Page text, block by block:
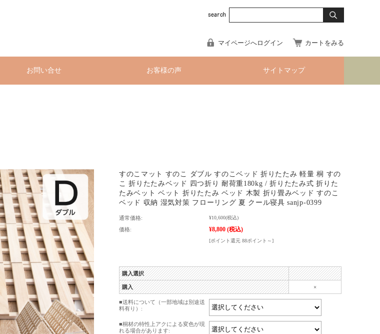
マイページへログイン カートをみる
お問い合せ お客様の声 サイトマップ
すのこマット すのこ ダブル すのこベッド 折りたたみ 軽量 桐 すの
こ 折りたたみベッド 四つ折り 耐荷重180kg / 折りたたみ式 折りた
たみベット ベット 折りたたみ ベッド 木製 折り畳みベッド すのこ
ベッド 収納 湿気対策 フローリング 夏 クール寝具 sanjp-0399
通常価格: ¥10,600(税込)
価格: ¥8,800 (税込)
[ポイント還元 88ポイント～]
購入選択
購入 ×
■送料について（一部地域は別途送
料有り）:
■桐材の特性上アクによる変色が現
れる場合があります: